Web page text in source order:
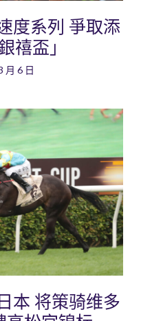
度系列 爭取添
禧盃」
月 6 日
本 将策骑维多